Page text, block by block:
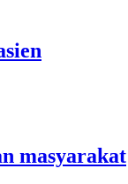
masyarakat